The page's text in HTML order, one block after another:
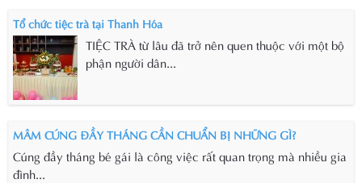
Tổ chức tiệc trà tại Thanh Hóa
TIỆC TRÀ từ lâu đã trở nên quen thuộc với một bộ
phận người dân...
MÂM CÚNG ĐẦY THÁNG CẦN CHUẨN BỊ NHỮNG GÌ?
Cúng đầy tháng bé gái là công việc rất quan trọng mà nhiều gia
đình...